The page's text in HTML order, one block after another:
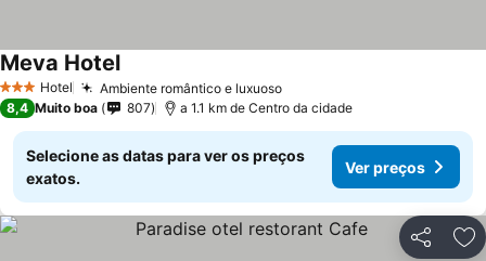
3 EstrelasHotel Ambiente romântico e luxuosoVer preços
Meva HotelVer preços
8,4 Muito boa 807 a 1.1 km de Centro da cidade
Selecione as datas para ver os preços
exatos.
Ver preços
Partilhar